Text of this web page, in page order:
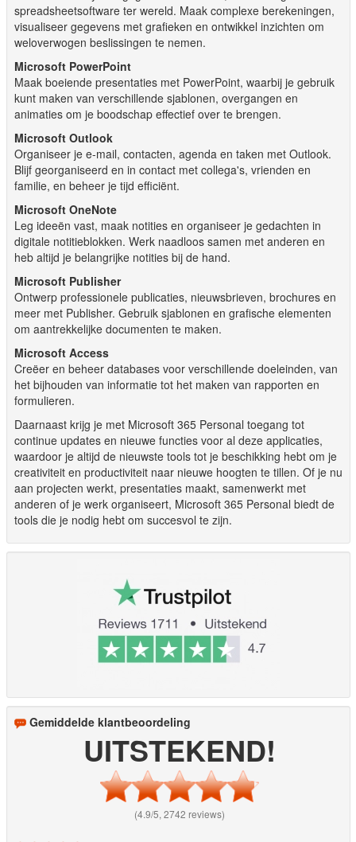
spreadsheetsoftware ter wereld. Maak complexe berekeningen,
visualiseer gegevens met grafieken en ontwikkel inzichten om
weloverwogen beslissingen te nemen.
Microsoft PowerPoint
Maak boeiende presentaties met PowerPoint, waarbij je gebruik
kunt maken van verschillende sjablonen, overgangen en
animaties om je boodschap effectief over te brengen.
Microsoft Outlook
Organiseer je e-mail, contacten, agenda en taken met Outlook.
Blijf georganiseerd en in contact met collega's, vrienden en
familie, en beheer je tijd efficiënt.
Microsoft OneNote
Leg ideeën vast, maak notities en organiseer je gedachten in
digitale notitieblokken. Werk naadloos samen met anderen en
heb altijd je belangrijke notities bij de hand.
Microsoft Publisher
Ontwerp professionele publicaties, nieuwsbrieven, brochures en
meer met Publisher. Gebruik sjablonen en grafische elementen
om aantrekkelijke documenten te maken.
Microsoft Access
Creëer en beheer databases voor verschillende doeleinden, van
het bijhouden van informatie tot het maken van rapporten en
formulieren.
Daarnaast krijg je met Microsoft 365 Personal toegang tot
continue updates en nieuwe functies voor al deze applicaties,
waardoor je altijd de nieuwste tools tot je beschikking hebt om je
creativiteit en productiviteit naar nieuwe hoogten te tillen. Of je nu
aan projecten werkt, presentaties maakt, samenwerkt met
anderen of je werk organiseert, Microsoft 365 Personal biedt de
tools die je nodig hebt om succesvol te zijn.
Gemiddelde klantbeoordeling
UITSTEKEND!
(4.9/5, 2742 reviews)